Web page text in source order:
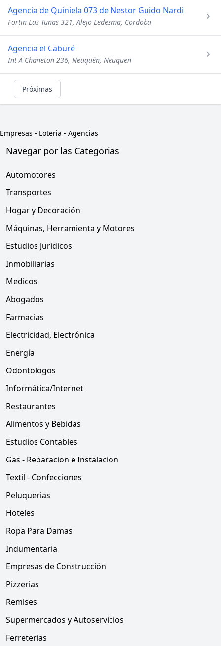
Agencia de Quiniela 073 de Nestor Guido Nardi
Fortin Las Tunas 321, Alejo Ledesma, Cordoba
Agencia el Caburé
Int A Chaneton 236, Neuquén, Neuquen
Próximas
Empresas - Loteria - Agencias
Navegar por las Categorias
Automotores
Transportes
Hogar y Decoración
Máquinas, Herramienta y Motores
Estudios Juridicos
Inmobiliarias
Medicos
Abogados
Farmacias
Electricidad, Electrónica
Energía
Odontologos
Informática/Internet
Restaurantes
Alimentos y Bebidas
Estudios Contables
Gas - Reparacion e Instalacion
Textil - Confecciones
Peluquerias
Hoteles
Ropa Para Damas
Indumentaria
Empresas de Construcción
Pizzerias
Remises
Supermercados y Autoservicios
Ferreterias